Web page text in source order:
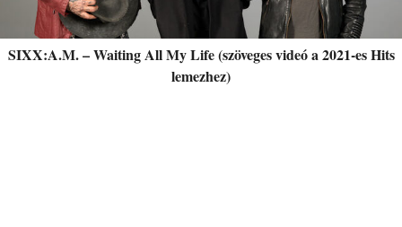
SIXX:A.M. – Waiting All My Life (szöveges videó a 2021-es Hits
lemezhez)